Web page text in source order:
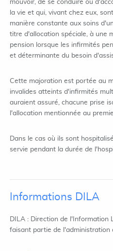
mouvoir, de se conduire ou
la vie et qui, vivant chez eux,
manière constante aux soins
titre d'allocation spéciale, à une
pension lorsque les infirmités
et déterminante du besoin
Cette majoration est portée au
invalides atteints d'infirmités
auraient assuré, chacune prise
l'allocation mentionnée au
Dans le cas où ils sont
servie pendant la durée de
Informations DILA
DILA : Direction de l'Information
faisant partie de l'administration